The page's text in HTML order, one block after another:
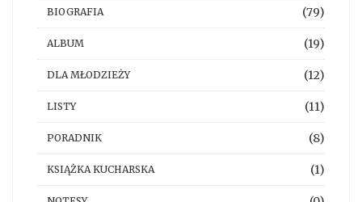
BIOGRAFIA (79)
ALBUM (19)
DLA MŁODZIEŻY (12)
LISTY (11)
PORADNIK (8)
KSIĄŻKA KUCHARSKA (1)